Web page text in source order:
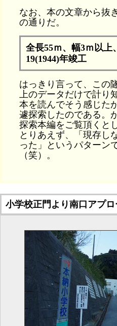
なお、本の文章から抜
の通りだ。
全長55ｍ、幅3ｍ以上
19(1944)年竣工
はっきり言って、この
上のデータだけで計り
本を読んでそう感じた
遽探索したのである。
探索本編をご覧頂くと
とりあえず、「現存し
った」というパターン
（笑）。
小学校正門より南口アプロ